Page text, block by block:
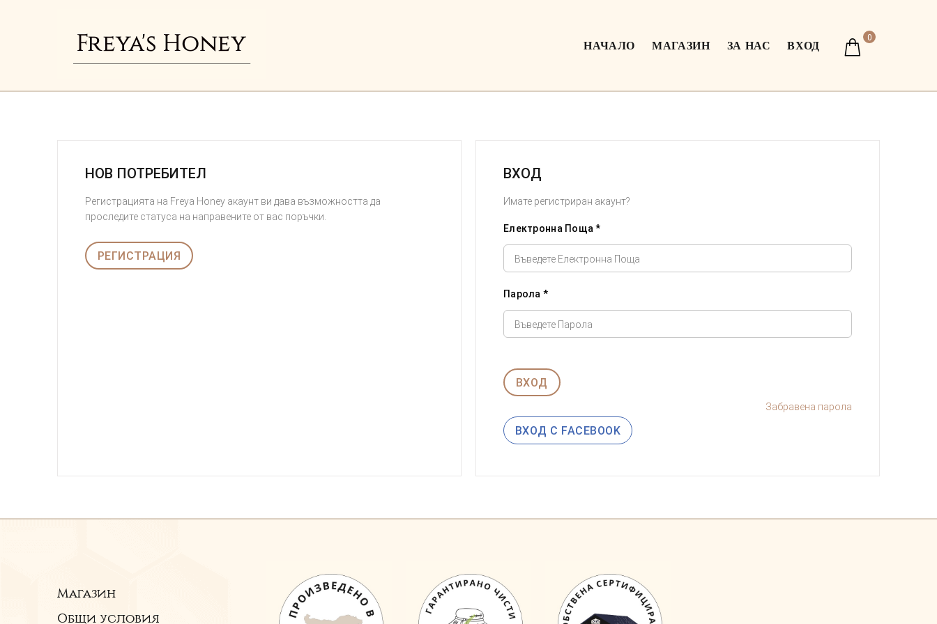
НАЧАЛО МАГАЗИН ЗА НАС ВХОД
0
НОВ ПОТРЕБИТЕЛ
Регистрацията на Freya Honey акаунт ви дава възможността да
проследите статуса на направените от вас поръчки.
РЕГИСТРАЦИЯ
ВХОД
Имате регистриран акаунт?
Електронна Поща *
Парола *
ВХОД
ВХОД С FACEBOOK
Забравена парола
Магазин
Общи условия